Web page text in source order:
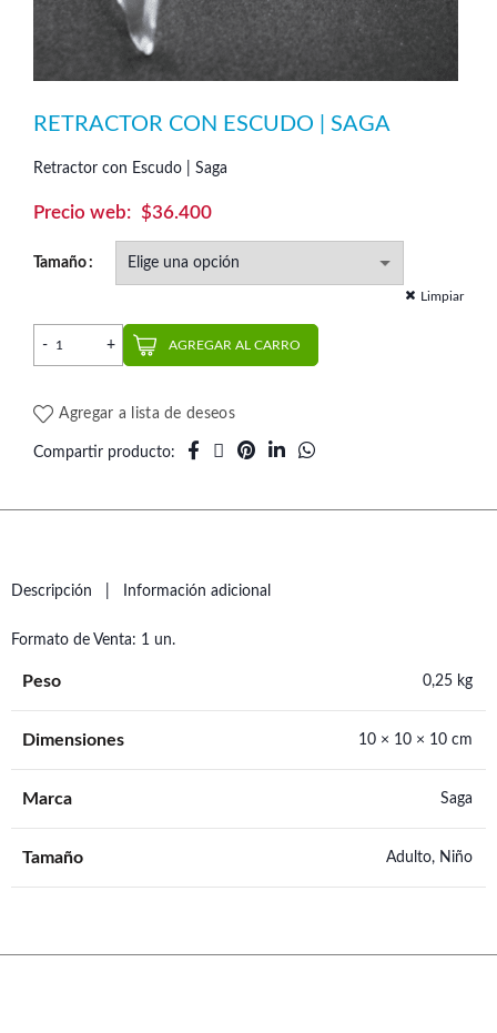
RETRACTOR CON ESCUDO | SAGA
Retractor con Escudo | Saga
$36.400
Tamaño
Limpiar
Retractor con Escudo | Saga cantidad
AGREGAR AL CARRO
Agregar a lista de deseos
Compartir producto
Descripción Información adicional
Formato de Venta: 1 un.
Peso 0,25 kg
Dimensiones 10 × 10 × 10 cm
Marca Saga
Tamaño Adulto, Niño